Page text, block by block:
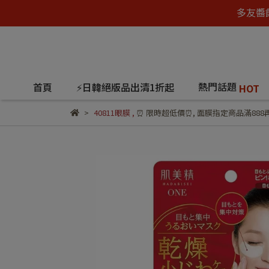
多友
首頁 ⚡日韓絕版品出清1折起 熱門話題 HOT
40811眼膜, ⏰ 限時超低價⏰, 面膜指定商品滿888